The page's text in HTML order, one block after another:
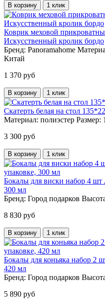
В корзину 1 клик
Коврик меховой
Искусственный кролик бордо
Бренд: Panoramahome
Китай
1 370 руб
В корзину 1 клик
Скатерть белая на стол
Материал: полиэстер Размер:
3 300 руб
В корзину 1 клик
Бокалы для виски набор 4
300 мл
Бренд: Город подарков
8 830 руб
В корзину 1 клик
Бокалы для коньяка набор 2
420 мл
Бренд: Город подарков
5 890 руб